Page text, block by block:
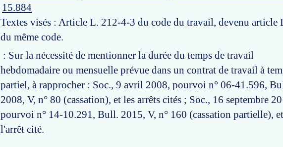
15.884
Textes visés : Article L. 212-4-3 du code du travail, devenu article
du même code.
: Sur la nécessité de mentionner la durée du temps de travail
hebdomadaire ou mensuelle prévue dans un contrat de travail à
partiel, à rapprocher : Soc., 9 avril 2008, pourvoi n° 06-41.596,
2008, V, n° 80 (cassation), et les arrêts cités ; Soc., 16 septembre
pourvoi n° 14-10.291, Bull. 2015, V, n° 160 (cassation partielle), et
l'arrêt cité.